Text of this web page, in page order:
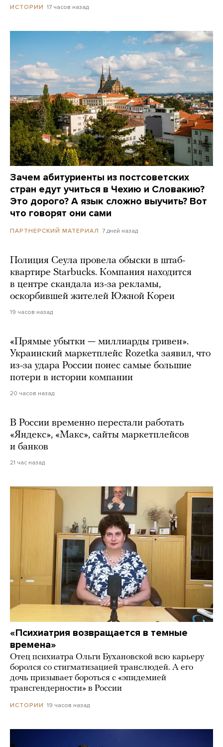
ИСТОРИИ 17 часов назад
Зачем абитуриенты из постсоветских
стран едут учиться в Чехию и Словакию?
Это дорого? А язык сложно выучить? Вот
что говорят они сами
ПАРТНЕРСКИЙ МАТЕРИАЛ 7 дней назад
Полиция Сеула провела обыски в штаб-
квартире Starbucks. Компания находится
в центре скандала из-за рекламы,
оскорбившей жителей Южной Кореи
19 часов назад
«Прямые убытки — миллиарды гривен».
Украинский маркетплейс Rozetka заявил, что
из-за удара России понес самые большие
потери в истории компании
20 часов назад
В России временно перестали работать
«Яндекс», «Макс», сайты маркетплейсов
и банков
21 час назад
«Психиатрия возвращается в темные
времена»
Отец психиатра Ольги Бухановской всю карьеру
боролся со стигматизацией транслюдей. А его
дочь призывает бороться с «эпидемией
трансгендерности» в России
ИСТОРИИ 19 часов назад